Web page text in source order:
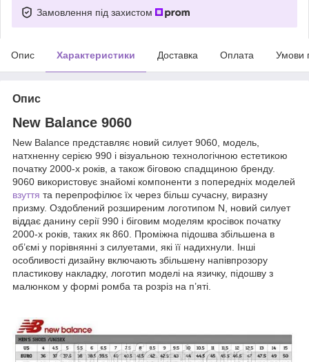
Замовлення під захистом
Опис Характеристики Доставка Оплата Умови
Опис
New Balance 9060
New Balance представляє новий силует 9060, модель,
натхненну серією 990 і візуальною технологічною естетикою
початку 2000-х років, а також біговою спадщиною бренду.
9060 використовує знайомі компоненти з попередніх моделей
взуття та перепрофілює їх через більш сучасну, виразну
призму. Оздоблений розширеним логотипом N, новий силует
віддає данину серії 990 і біговим моделям кросівок початку
2000-х років, таких як 860. Проміжна підошва збільшена в
об’ємі у порівнянні з силуетами, які її надихнули. Інші
особливості дизайну включають збільшену напівпрозору
пластикову накладку, логотип моделі на язичку, підошву з
малюнком у формі ромба та розріз на п’яті.